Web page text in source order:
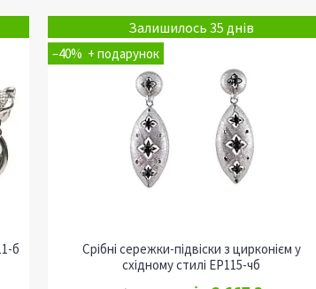
б
Залишилось 35 днів
–40%
Срібні сережки-підвіски з цирконієм у
східному стилі EP115-чб